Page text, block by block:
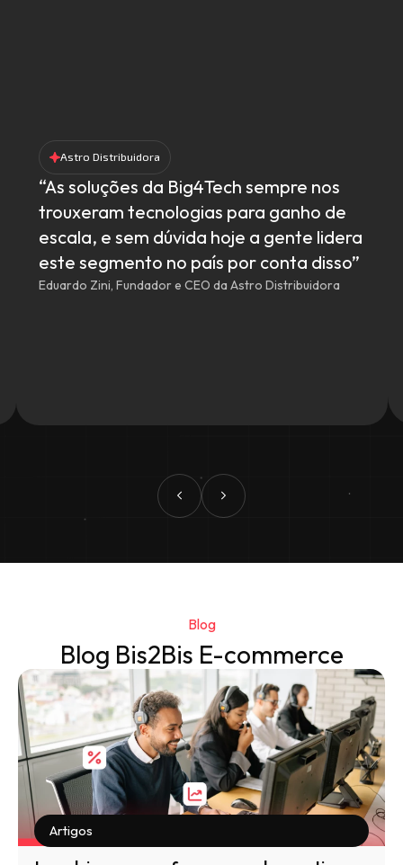
Astro Distribuidora
“As soluções da Big4Tech sempre nos
trouxeram tecnologias para ganho de
escala, e sem dúvida hoje a gente lidera
este segmento no país por conta disso”
Eduardo Zini, Fundador e CEO da Astro Distribuidora
Blog
Blog Bis2Bis E-commerce
Artigos